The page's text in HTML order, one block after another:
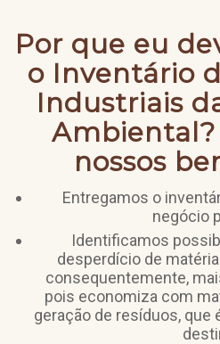
Por que eu
o Inventário
Industriais
Ambiental?
nossos
Entregamos o
negócio
Identificamos
desperdício de
consequentemente,
pois economiza com
geração de resíduos, que